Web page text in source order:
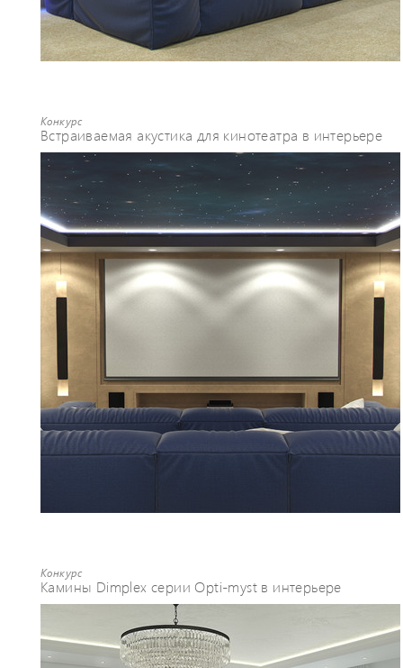
Конкурс
Встраиваемая акустика для кинотеатра в интерьере
Конкурс
Камины Dimplex серии Opti-myst в интерьере